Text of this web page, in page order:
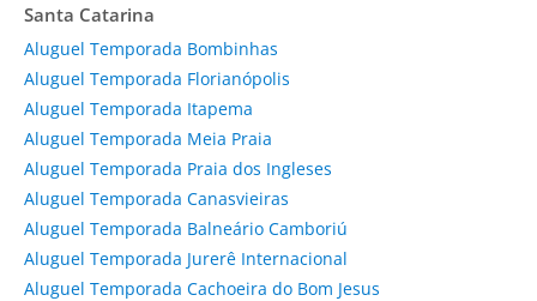
Santa Catarina
Aluguel Temporada Bombinhas
Aluguel Temporada Florianópolis
Aluguel Temporada Itapema
Aluguel Temporada Meia Praia
Aluguel Temporada Praia dos Ingleses
Aluguel Temporada Canasvieiras
Aluguel Temporada Balneário Camboriú
Aluguel Temporada Jurerê Internacional
Aluguel Temporada Cachoeira do Bom Jesus